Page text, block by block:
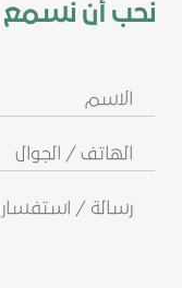
نحب أن
الاسم
الهاتف
/